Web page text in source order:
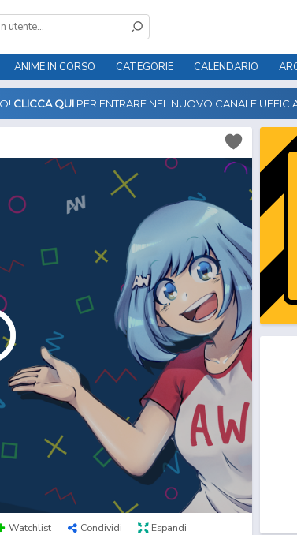
ANIME IN CORSO CATEGORIE CALENDARIO
CLICCA QUI PER ENTRARE NEL NUOVO CANALE
Watchlist Condividi Espandi